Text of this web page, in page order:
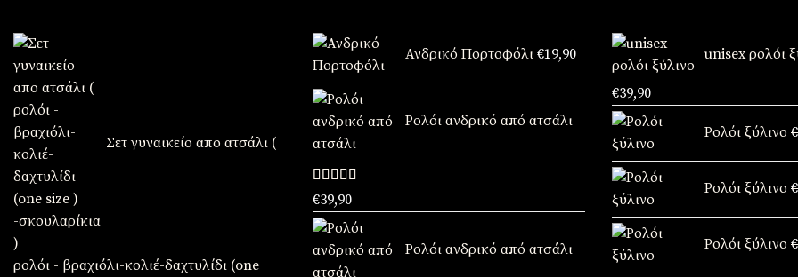
Σετ γυναικείο απο ατσάλι (
ρολόι - βραχιόλι-κολιέ-δαχτυλίδι (one
Ανδρικό Πορτοφόλι €19,90
Ρολόι ανδρικό από ατσάλι
Βαθμολογήθηκε
με5.00από
5
€39,90
Ρολόι ανδρικό από ατσάλι
unisex ρολόι
Original
price
was:
€49,90.
€39,90Η
τρέχουσα
είναι:
€39,90.
Ρολόι ξύλινο €
Ρολόι ξύλινο €
Ρολόι ξύλινο €